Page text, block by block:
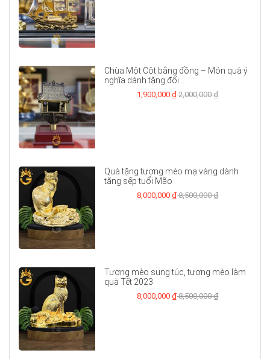
Chùa Một Cột bằng đồng – Món quà ý
nghĩa dành tặng đối...
1,900,000 ₫2,000,000 ₫
Quà tặng tượng mèo mạ vàng dành
tặng sếp tuổi Mão
8,000,000 ₫8,500,000 ₫
Tượng mèo sung túc, tượng mèo làm
quà Tết 2023
8,000,000 ₫8,500,000 ₫